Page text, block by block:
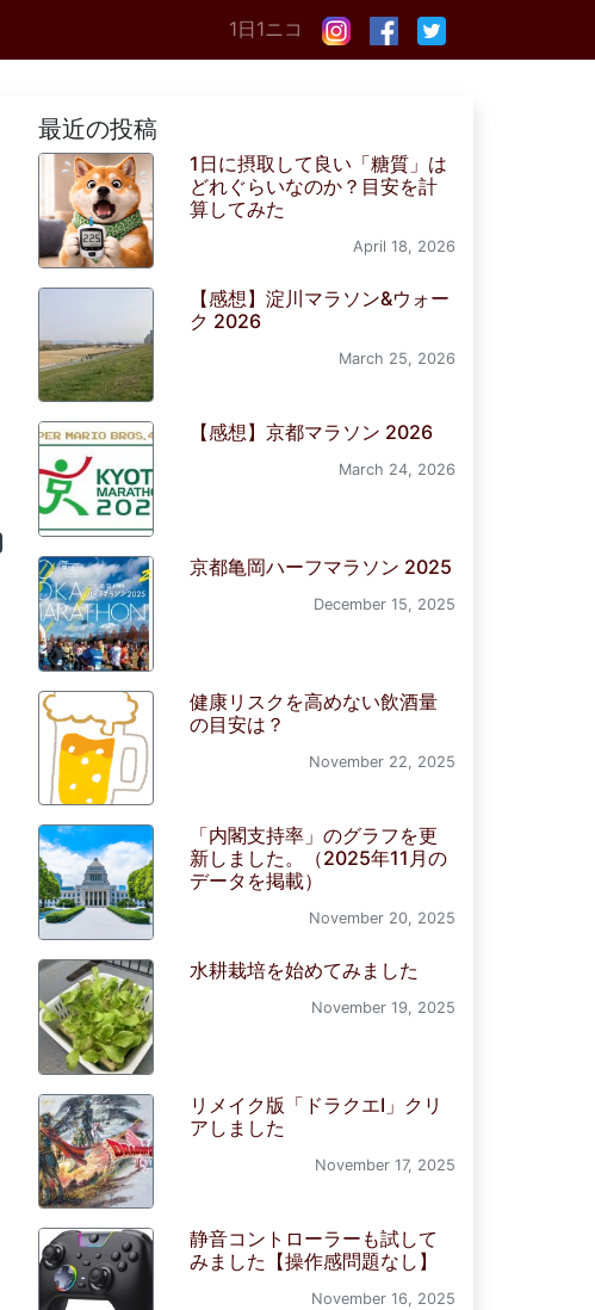
1日1ニコ
最近の投稿
1日に摂取して良い「糖質」は
どれぐらいなのか？目安を計
算してみた
April 18, 2026
【感想】淀川マラソン&ウォー
ク 2026
March 25, 2026
【感想】京都マラソン 2026
March 24, 2026
京都亀岡ハーフマラソン 2025
December 15, 2025
健康リスクを高めない飲酒量
の目安は？
November 22, 2025
「内閣支持率」のグラフを更
新しました。（2025年11月の
データを掲載）
November 20, 2025
水耕栽培を始めてみました
November 19, 2025
リメイク版「ドラクエI」クリ
アしました
November 17, 2025
静音コントローラーも試して
みました【操作感問題なし】
November 16, 2025